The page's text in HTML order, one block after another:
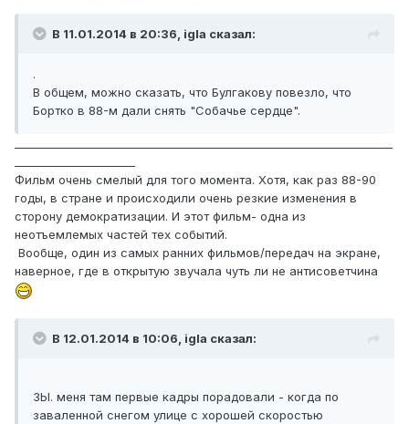
В 11.01.2014 в 20:36, igla сказал:
.
В общем, можно сказать, что Булгакову повезло, что
Бортко в 88-м дали снять "Собачье сердце".
Фильм очень смелый для того момента. Хотя, как раз 88-90
годы, в стране и происходили очень резкие изменения в
сторону демократизации. И этот фильм- одна из
неотъемлемых частей тех событий.
Вообще, один из самых ранних фильмов/передач на экране,
наверное, где в открытую звучала чуть ли не антисоветчина
В 12.01.2014 в 10:06, igla сказал:
ЗЫ. меня там первые кадры порадовали - когда по
заваленной снегом улице с хорошей скоростью